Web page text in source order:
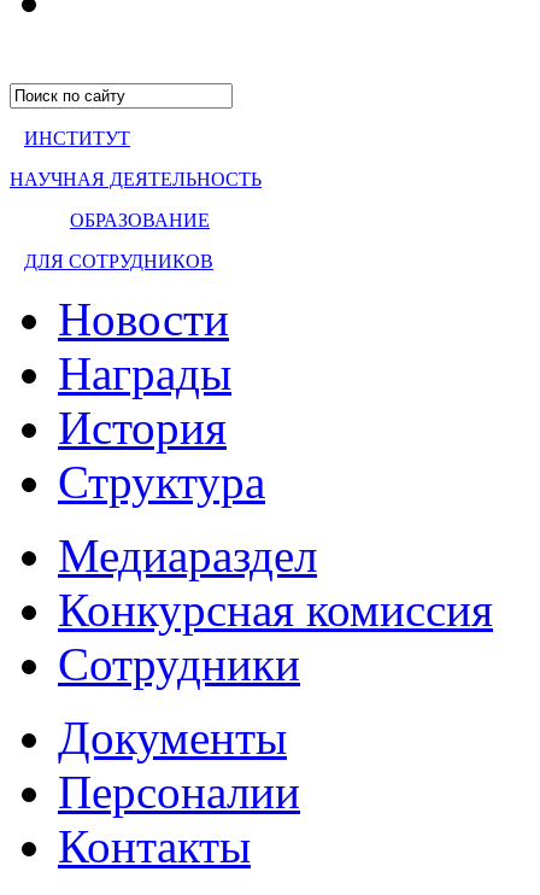
ИНСТИТУТ
НАУЧНАЯ ДЕЯТЕЛЬНОСТЬ
ОБРАЗОВАНИЕ
ДЛЯ СОТРУДНИКОВ
Новости
Награды
История
Структура
Медиараздел
Конкурсная комиссия
Сотрудники
Документы
Персоналии
Контакты